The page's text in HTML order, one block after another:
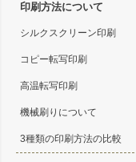
印刷方法について
シルクスクリーン印刷
コピー転写印刷
高温転写印刷
機械刷りについて
3種類の印刷方法の比較